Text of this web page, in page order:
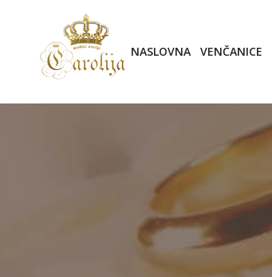
NASLOVNA VENČANICE